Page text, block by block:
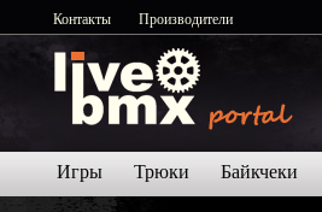
Контакты Производители
Игры Трюки Байкчеки